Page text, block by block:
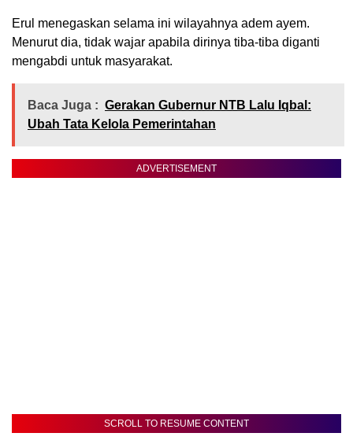
Erul menegaskan selama ini wilayahnya adem ayem.
Menurut dia, tidak wajar apabila dirinya tiba-tiba diganti
mengabdi untuk masyarakat.
Baca Juga : Gerakan Gubernur NTB Lalu Iqbal:
Ubah Tata Kelola Pemerintahan
ADVERTISEMENT
SCROLL TO RESUME CONTENT